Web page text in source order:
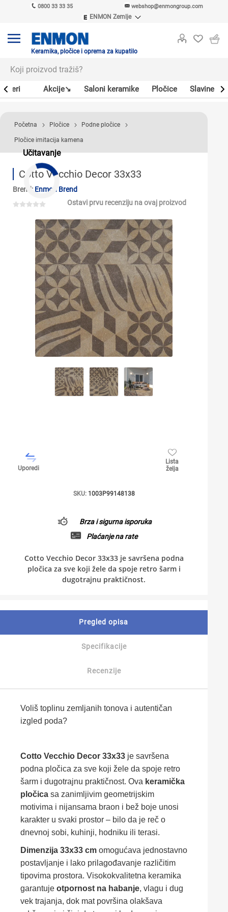
0800 33 33 35 webshop@enmongroup.com
ENMON Zemlje
ENMON MKD
Keramika, pločice i oprema za kupatilo
Akcije↘ Saloni keramike Pločice Slavine
Učitavanje
Početna Pločice Podne pločice
Pločice imitacija kamena
Cotto Vecchio Decor 33x33
Brend: Enmon Brend
Ostavi prvu recenziju na ovaj proizvod
Uporedi
Lista
želja
SKU: 1003P99148138
Brza i sigurna isporuka
Plaćanje na rate
Cotto Vecchio Decor 33x33 je savršena podna
pločica za sve koji žele da spoje retro šarm i
dugotrajnu praktičnost.
Pregled opisa
Specifikacije
Recenzije
Voliš toplinu zemljanih tonova i autentičan
izgled poda?
Cotto Vecchio Decor 33x33 je savršena
podna pločica za sve koji žele da spoje retro
šarm i dugotrajnu praktičnost. Ova keramička
pločica sa zanimljivim geometrijskim
motivima i nijansama braon i bež boje unosi
karakter u svaki prostor – bilo da je reč o
dnevnoj sobi, kuhinji, hodniku ili terasi.
Dimenzija 33x33 cm omogućava jednostavno
postavljanje i lako prilagođavanje različitim
tipovima prostora. Visokokvalitetna keramika
garantuje otpornost na habanje, vlagu i dug
vek trajanja, dok mat površina olakšava